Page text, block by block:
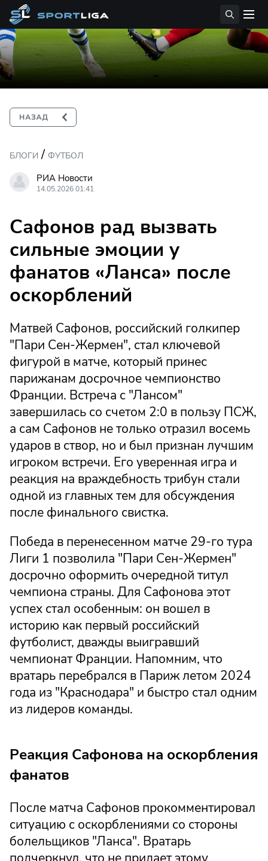
БЛОГИ / ФУТБОЛ
РИА Новости
14.05.2026 01:41
Сафонов рад вызвать
сильные эмоции у
фанатов «Ланса» после
оскорблений
Матвей Сафонов, российский голкипер
"Пари Сен-Жермен", стал ключевой
фигурой в матче, который принес
парижанам досрочное чемпионство
Франции. Встреча с "Лансом"
завершилась со счетом 2:0 в пользу ПСЖ,
а сам Сафонов не только отразил восемь
ударов в створ, но и был признан лучшим
игроком встречи. Его уверенная игра и
реакция на враждебность трибун стали
одной из главных тем для обсуждения
после финального свистка.
Победа в перенесенном матче 29-го тура
Лиги 1 позволила "Пари Сен-Жермен"
досрочно оформить очередной титул
чемпиона страны. Для Сафонова этот
успех стал особенным: он вошел в
историю как первый российский
футболист, дважды выигравший
чемпионат Франции. Напомним, что
вратарь перебрался в Париж летом 2024
года из "Краснодара" и быстро стал одним
из лидеров команды.
Реакция Сафонова на оскорбления
фанатов
После матча Сафонов прокомментировал
ситуацию с оскорблениями со стороны
болельщиков "Ланса". Вратарь